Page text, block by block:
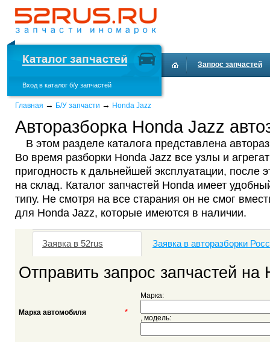
Вход в каталог б/у запчастей
Запрос запчастей
Главная → Б/У запчасти → Honda Jazz
Авторазборка Honda Jazz
В этом разделе каталога представлена
Во время разборки Honda Jazz все узлы и
пригодность к дальнейшей эксплуатации, после
на склад. Каталог запчастей Honda имеет
типу. Не смотря на все старания он не смог
для Honda Jazz, которые имеются в наличии.
Заявка в 52rus Заявка в авторазборки
Отправить запрос запчастей на
Марка автомобиля *
Марка:
, модель: